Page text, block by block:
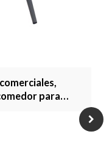
para